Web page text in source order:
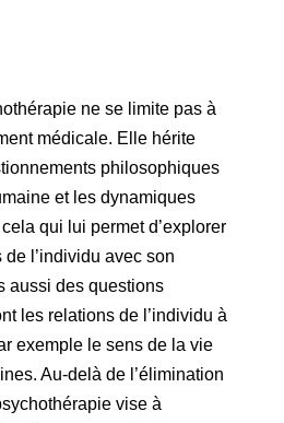
ne se limite pas à
médicale. Elle hérite
philosophiques
et les dynamiques
qui lui permet d’explorer
l’individu avec son
aussi des questions
les relations de l’individu à
exemple le sens de la vie
Au-delà de l’élimination
vise à